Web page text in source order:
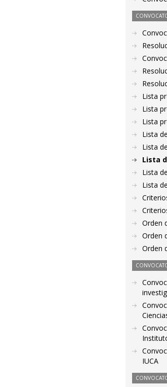
Lista
Lista
Lista
Lista
Lista
Lista
Lista
Lista
Orden
Orden
Orden
IUCA